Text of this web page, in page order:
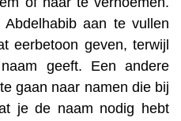
aan te vullen
eerbetoon geven, terwijl
geeft. Een andere
gaan naar namen die bij
je de naam nodig hebt